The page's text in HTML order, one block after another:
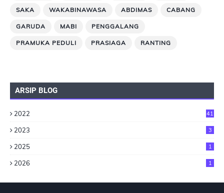
SAKA WAKABINAWASA ABDIMAS CABANG
GARUDA MABI PENGGALANG
PRAMUKA PEDULI PRASIAGA RANTING
ARSIP BLOG
2022 41
2023 3
2025 1
2026 1